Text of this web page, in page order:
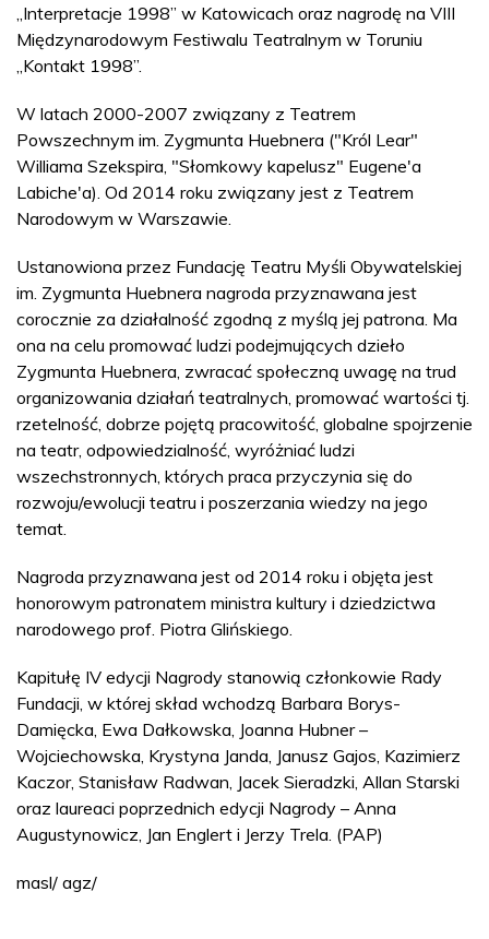
„Interpretacje 1998” w Katowicach oraz nagrodę na VIII
Międzynarodowym Festiwalu Teatralnym w Toruniu
„Kontakt 1998”.
W latach 2000-2007 związany z Teatrem
Powszechnym im. Zygmunta Huebnera ("Król Lear"
Williama Szekspira, "Słomkowy kapelusz" Eugene'a
Labiche'a). Od 2014 roku związany jest z Teatrem
Narodowym w Warszawie.
Ustanowiona przez Fundację Teatru Myśli Obywatelskiej
im. Zygmunta Huebnera nagroda przyznawana jest
corocznie za działalność zgodną z myślą jej patrona. Ma
ona na celu promować ludzi podejmujących dzieło
Zygmunta Huebnera, zwracać społeczną uwagę na trud
organizowania działań teatralnych, promować wartości tj.
rzetelność, dobrze pojętą pracowitość, globalne spojrzenie
na teatr, odpowiedzialność, wyróżniać ludzi
wszechstronnych, których praca przyczynia się do
rozwoju/ewolucji teatru i poszerzania wiedzy na jego
temat.
Nagroda przyznawana jest od 2014 roku i objęta jest
honorowym patronatem ministra kultury i dziedzictwa
narodowego prof. Piotra Glińskiego.
Kapitułę IV edycji Nagrody stanowią członkowie Rady
Fundacji, w której skład wchodzą Barbara Borys-
Damięcka, Ewa Dałkowska, Joanna Hubner –
Wojciechowska, Krystyna Janda, Janusz Gajos, Kazimierz
Kaczor, Stanisław Radwan, Jacek Sieradzki, Allan Starski
oraz laureaci poprzednich edycji Nagrody – Anna
Augustynowicz, Jan Englert i Jerzy Trela. (PAP)
masl/ agz/